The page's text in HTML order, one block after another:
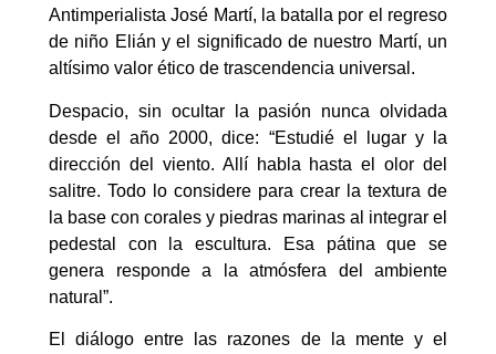
Antimperialista José Martí, la batalla por el regreso
de niño Elián y el significado de nuestro Martí, un
altísimo valor ético de trascendencia universal.
Despacio, sin ocultar la pasión nunca olvidada
desde el año 2000, dice: “Estudié el lugar y la
dirección del viento. Allí habla hasta el olor del
salitre. Todo lo considere para crear la textura de
la base con corales y piedras marinas al integrar el
pedestal con la escultura. Esa pátina que se
genera responde a la atmósfera del ambiente
natural”.
El diálogo entre las razones de la mente y el